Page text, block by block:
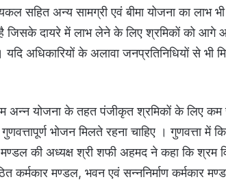
सहित अन्य सामग्री एवं बीमा योजना का लाभ भी
जिसके दायरे में लाभ लेने के लिए श्रमिकों को आगे
अधिकारियों के अलावा जनप्रतिनिधियों से भी
अन्न योजना के तहत पंजीकृत श्रमिकों के लिए कम
भोजन मिलते रहना चाहिए । गुणवत्ता में
की अध्यक्ष श्री शफी अहमद ने कहा कि श्रम
मण्डल, भवन एवं सन्ननिर्माण कर्मकार